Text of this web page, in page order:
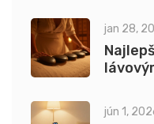
jan 28,
jún 1,